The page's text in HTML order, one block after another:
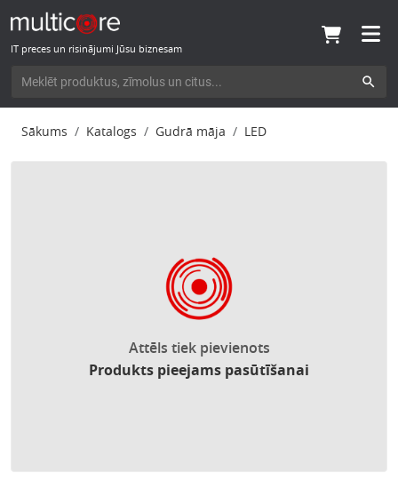
IT preces un risinājumi Jūsu biznesam
Sākums Katalogs Gudrā māja LED
Attēls tiek pievienots
Produkts pieejams pasūtīšanai